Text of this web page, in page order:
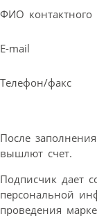
ФИО контактного
E-mail
Телефон/факс
После
вышлют счет.
Подписчик дает
персональной
проведения